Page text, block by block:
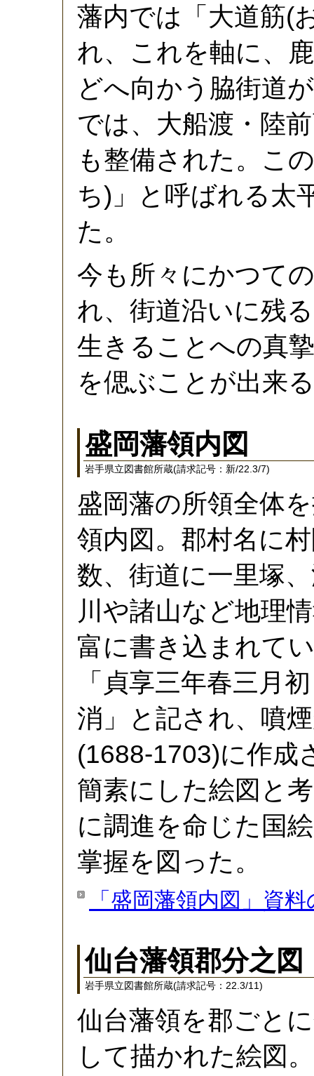
藩内では「大道筋(
れ、これを軸に、
どへ向かう脇街道
では、大船渡・陸
も整備された。こ
ち)」と呼ばれる太
た。
今も所々にかつて
れ、街道沿いに残
生きることへの真
を偲ぶことが出来
盛岡藩領内図
岩手県立図書館所蔵(請求記号：新/22.3/7)
盛岡藩の所領全体
領内図。郡村名に
数、街道に一里塚
川や諸山など地理
富に書き込まれて
「貞享三年春三月
消」と記され、噴
(1688-1703)に作成
簡素にした絵図と
に調進を命じた国
掌握を図った。
「盛岡藩領内図」資
仙台藩領郡分之図
岩手県立図書館所蔵(請求記号：22.3/11)
仙台藩領を郡ごと
して描かれた絵図